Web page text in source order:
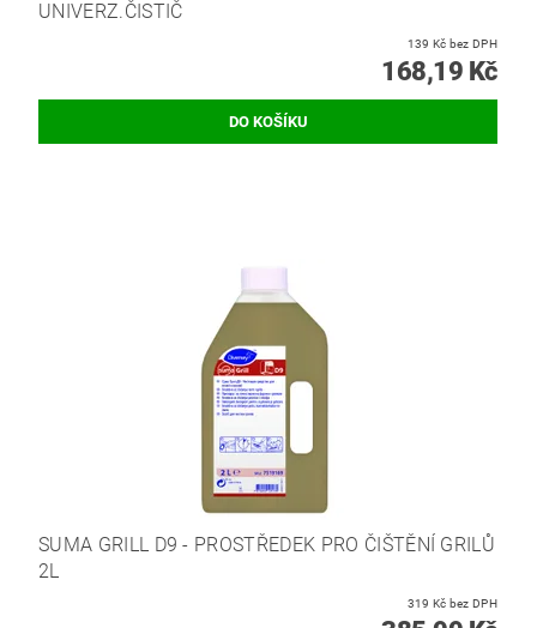
UNIVERZ.ČISTIČ
139 Kč bez DPH
168,19 Kč
SUMA GRILL D9 - PROSTŘEDEK PRO ČIŠTĚNÍ GRILŮ
2L
319 Kč bez DPH